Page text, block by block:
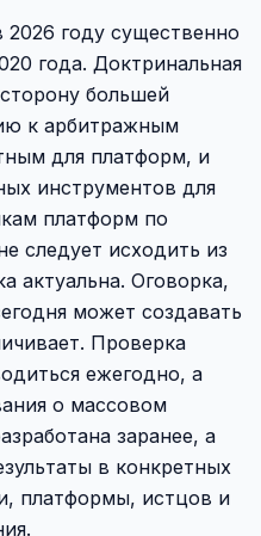
году существенно
года. Доктринальная
большей
к арбитражным
для платформ, и
инструментов для
платформ по
следует исходить из
актуальна. Оговорка,
может создавать
Проверка
ежегодно, а
о массовом
заранее, а
в конкретных
платформы, истцов и